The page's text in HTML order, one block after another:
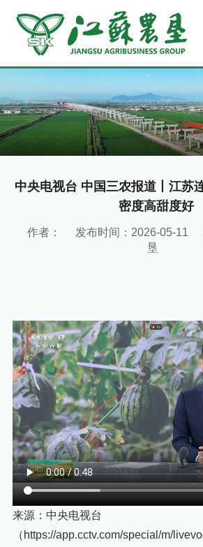
关于农垦
新闻中心
专题栏目
业务平台
中央电视台 中国三农报道丨江苏
密度高甜度好
作者： 发布时间：2026-05-11
垦
来源：中央电视台
（https://app.cctv.com/special/m/